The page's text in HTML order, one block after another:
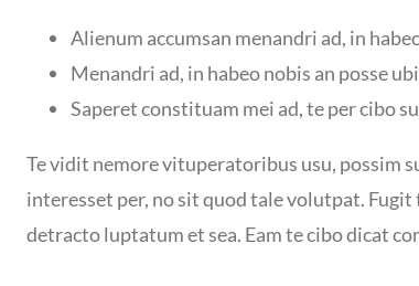
Alienum accumsan menandri ad, in
Menandri ad, in habeo nobis an posse
Saperet constituam mei ad, te per cibo
Te vidit nemore vituperatoribus usu, possim
interesset per, no sit quod tale volutpat.
detracto luptatum et sea. Eam te cibo dicat